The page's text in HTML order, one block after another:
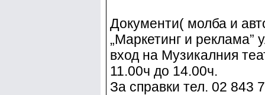
Документи( молба и
„Маркетинг и реклама”
вход на Музикалния
11.00ч до 14.00ч.
За справки тел. 02 843